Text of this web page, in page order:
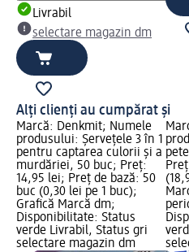
Livrabil
selectare magazin dm
Alți clienți au cumpărat și
Marcă: Denkmit; Numele
produsului: Șervețele 3 în 1
pentru captarea culorii și a
murdăriei, 50 buc; Preț:
14,95 lei; Preț de bază: 50
buc (0,30 lei pe 1 buc);
Grafică Marcă dm;
Disponibilitate: Status
verde Livrabil, Status gri
selectare magazin dm